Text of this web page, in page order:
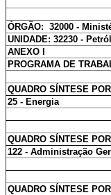
ÓRGÃO: 32000 -
UNIDADE: 32230 -
ANEXO I
PROGRAMA DE
QUADRO SÍNTESE
25 - Energia
QUADRO SÍNTESE
122 - Administração
QUADRO SÍNTESE